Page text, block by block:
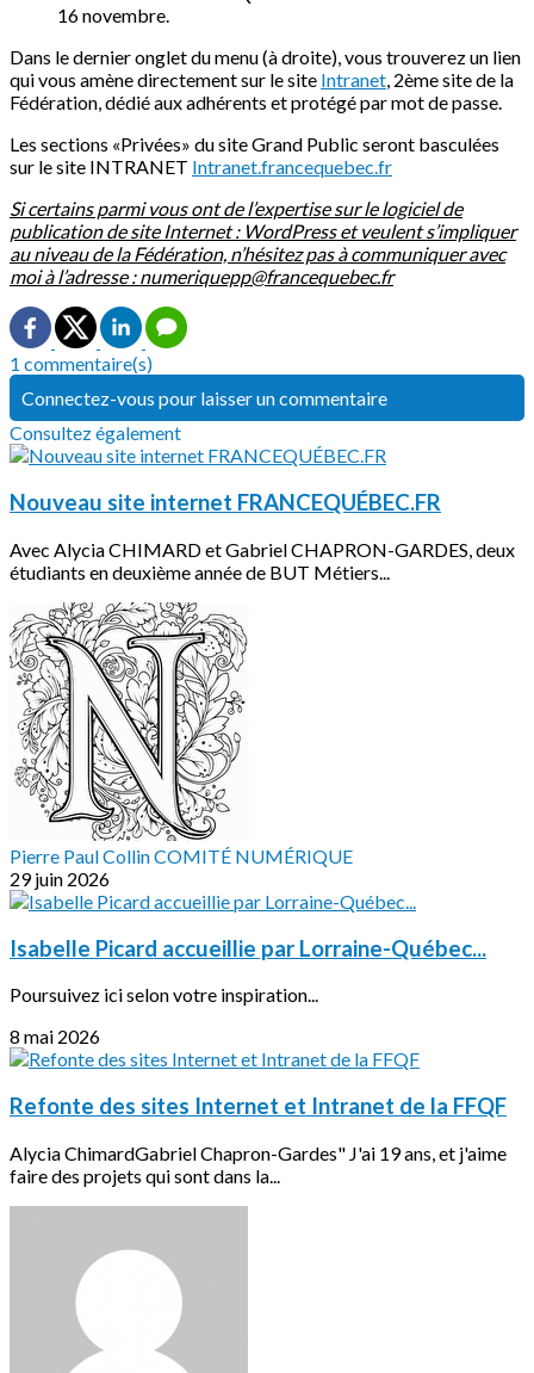
16 novembre.
Dans le dernier onglet du menu (à droite), vous trouverez un lien
qui vous amène directement sur le site Intranet, 2ème site de la
Fédération, dédié aux adhérents et protégé par mot de passe.
Les sections «Privées» du site Grand Public seront basculées
sur le site INTRANET Intranet.francequebec.fr
Si certains parmi vous ont de l’expertise sur le logiciel de
publication de site Internet : WordPress et veulent s’impliquer
au niveau de la Fédération, n’hésitez pas à communiquer avec
moi à l’adresse : numeriquepp@francequebec.fr
1 commentaire(s)
Connectez-vous pour laisser un commentaire
Consultez également
Nouveau site internet FRANCEQUÉBEC.FR
Avec Alycia CHIMARD et Gabriel CHAPRON-GARDES, deux
étudiants en deuxième année de BUT Métiers...
Pierre Paul Collin COMITÉ NUMÉRIQUE
29 juin 2026
Isabelle Picard accueillie par Lorraine-Québec...
Poursuivez ici selon votre inspiration...
8 mai 2026
Refonte des sites Internet et Intranet de la FFQF
Alycia ChimardGabriel Chapron-Gardes" J'ai 19 ans, et j'aime
faire des projets qui sont dans la...